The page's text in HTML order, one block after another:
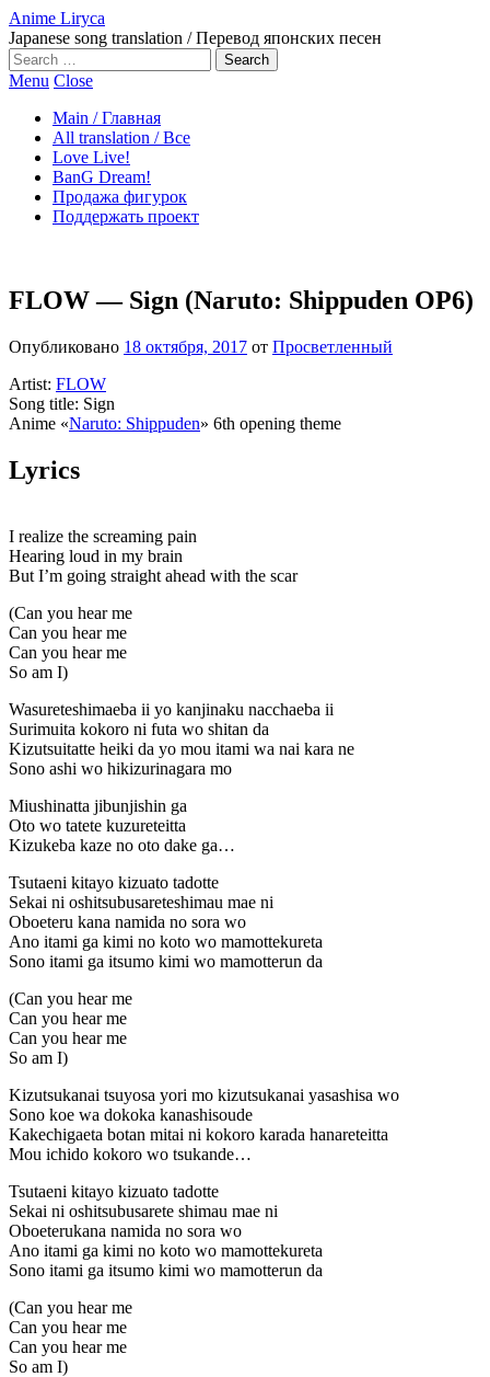
Anime Liryca
Japanese song translation / Перевод японских песен
Search
on:
Menu Close
Main / Главная
All translation / Все
Love Live!
BanG Dream!
Продажа фигурок
Поддержать проект
FLOW — Sign (Naruto: Shippuden OP6)
Опубликовано 18 октября, 2017 от Просветленный
Artist: FLOW
Song title: Sign
Anime «Naruto: Shippuden» 6th opening theme
Lyrics
I realize the screaming pain
Hearing loud in my brain
But I’m going straight ahead with the scar
(Can you hear me
Can you hear me
Can you hear me
So am I)
Wasureteshimaeba ii yo kanjinaku nacchaeba ii
Surimuita kokoro ni futa wo shitan da
Kizutsuitatte heiki da yo mou itami wa nai kara ne
Sono ashi wo hikizurinagara mo
Miushinatta jibunjishin ga
Oto wo tatete kuzureteitta
Kizukeba kaze no oto dake ga…
Tsutaeni kitayo kizuato tadotte
Sekai ni oshitsubusareteshimau mae ni
Oboeteru kana namida no sora wo
Ano itami ga kimi no koto wo mamottekureta
Sono itami ga itsumo kimi wo mamotterun da
(Can you hear me
Can you hear me
Can you hear me
So am I)
Kizutsukanai tsuyosa yori mo kizutsukanai yasashisa wo
Sono koe wa dokoka kanashisoude
Kakechigaeta botan mitai ni kokoro karada hanareteitta
Mou ichido kokoro wo tsukande…
Tsutaeni kitayo kizuato tadotte
Sekai ni oshitsubusarete shimau mae ni
Oboeterukana namida no sora wo
Ano itami ga kimi no koto wo mamottekureta
Sono itami ga itsumo kimi wo mamotterun da
(Can you hear me
Can you hear me
Can you hear me
So am I)